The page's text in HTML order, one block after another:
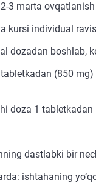
3 marta ovqatlanish
kursi individual
dozadan boshlab,
(850
doza 1
dastlabki bir
ishtahaning